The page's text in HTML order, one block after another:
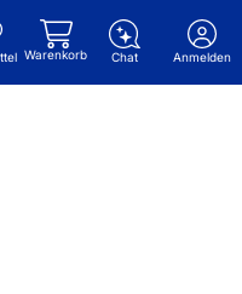
Warenkorb Chat Anmelden